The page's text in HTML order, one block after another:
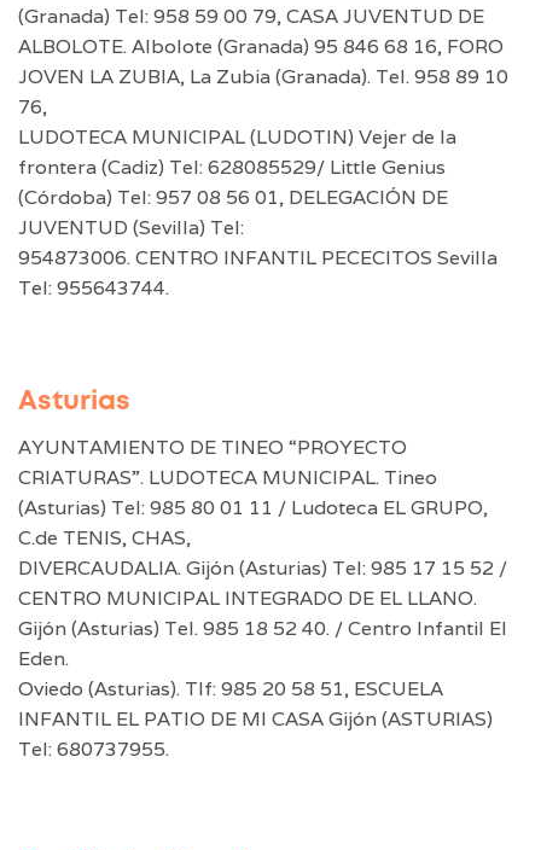
(Granada) Tel: 958 59 00 79, CASA JUVENTUD DE
ALBOLOTE. Albolote (Granada) 95 846 68 16, FORO
JOVEN LA ZUBIA, La Zubia (Granada). Tel. 958 89 10
76,
LUDOTECA MUNICIPAL (LUDOTIN) Vejer de la
frontera (Cadiz) Tel: 628085529/ Little Genius
(Córdoba) Tel: 957 08 56 01, DELEGACIÓN DE
JUVENTUD (Sevilla) Tel:
954873006. CENTRO INFANTIL PECECITOS Sevilla
Tel: 955643744.
Asturias
AYUNTAMIENTO DE TINEO “PROYECTO
CRIATURAS”. LUDOTECA MUNICIPAL. Tineo
(Asturias) Tel: 985 80 01 11 / Ludoteca EL GRUPO,
C.de TENIS, CHAS,
DIVERCAUDALIA. Gijón (Asturias) Tel: 985 17 15 52 /
CENTRO MUNICIPAL INTEGRADO DE EL LLANO.
Gijón (Asturias) Tel. 985 18 52 40. / Centro Infantil El
Eden.
Oviedo (Asturias). Tlf: 985 20 58 51, ESCUELA
INFANTIL EL PATIO DE MI CASA Gijón (ASTURIAS)
Tel: 680737955.